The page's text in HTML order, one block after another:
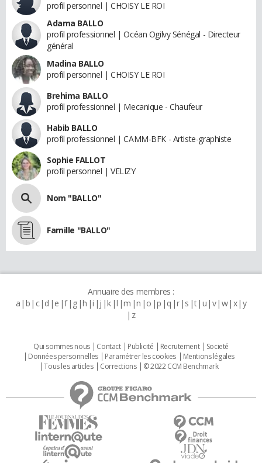
profil personnel | CHOISY LE ROI
Adama BALLO
profil professionnel | Océan Ogilvy Sénégal - Directeur
général
Madina BALLO
profil personnel | CHOISY LE ROI
Brehima BALLO
profil professionnel | Mecanique - Chaufeur
Habib BALLO
profil professionnel | CAMM-BFK - Artiste-graphiste
Sophie FALLOT
profil personnel | VELIZY
Nom "BALLO"
Famille "BALLO"
Annuaire des membres :
a b c d e f g h i j k l m n o p q r s t u v w x y
z
Qui sommes nous Contact Publicité Recrutement
Societé
Données personnelles
Paramétrer les cookies
Mentions légales
Tous les articles
Corrections © 2022 CCM Benchmark